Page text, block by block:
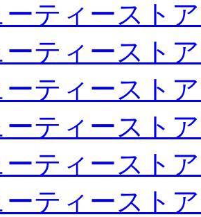
ーティースト
ーティースト
ーティースト
ーティースト
ーティースト
ーティースト